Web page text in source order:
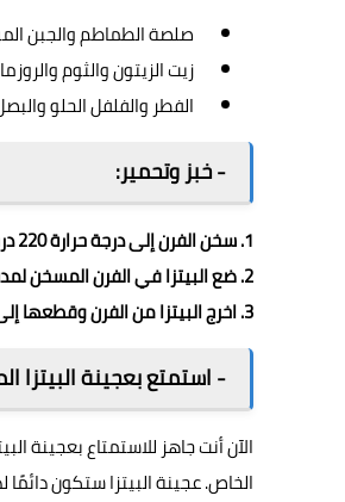
صلصة الطماطم والجبن
زيت الزيتون والثوم
الفطر والفلفل الحلو
- خبز وتحمير:
1. سخن الفرن إلى درجة حرارة 220 درجة مئوية.
2. ضع البيتزا في الفرن المسخن لمدة 12-15 دقيقة أو حتى تصبح قاعدتها مقرمشة والجبن ذائبًا وذهبي اللون.
3. اخرج البيتزا من الفرن وقطعها إلى قطع صغيرة وقدمها ساخنة.
- استمتع بعجينة البيتزا
الآن أنت جاهز للاستمتاع
الخاص. عجينة البيتزا ستكون